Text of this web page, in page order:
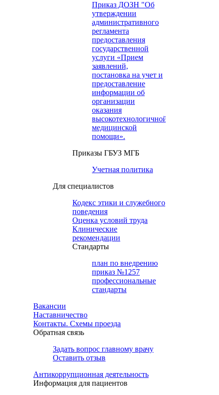
Приказ ДОЗН "Об
утверждении
административного
регламента
предоставления
государственной
услуги «Прием
заявлений,
постановка на учет и
предоставление
информации об
организации
оказания
высокотехнологичной
медицинской
помощи».
Приказы ГБУЗ МГБ
Учетная политика
Для специалистов
Кодекс этики и служебного
поведения
Оценка условий труда
Клинические
рекомендации
Cтандарты
план по внедрению
приказ №1257
профессиональные
стандарты
Вакансии
Наставничество
Контакты. Схемы проезда
Обратная связь
Задать вопрос главному врачу
Оставить отзыв
Антикоррупционная деятельность
Информация для пациентов